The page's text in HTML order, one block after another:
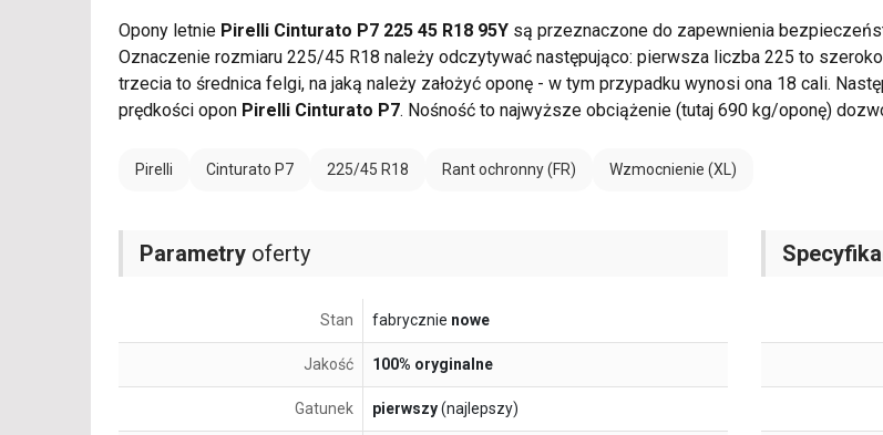
Opony letnie Pirelli Cinturato P7 225 45 R18 95Y są przeznaczone do zapewnienia
Oznaczenie rozmiaru 225/45 R18 należy odczytywać następująco: pierwsza liczba 225 to
trzecia to średnica felgi, na jaką należy założyć oponę - w tym przypadku wynosi ona 18 cali.
prędkości opon Pirelli Cinturato P7. Nośność to najwyższe obciążenie (tutaj 690 kg/oponę)
Pirelli Cinturato P7 225/45 R18 Rant ochronny (FR) Wzmocnienie (XL)
Parametry oferty
Stan fabrycznie nowe
Jakość 100% oryginalne
Gatunek pierwszy(najlepszy)